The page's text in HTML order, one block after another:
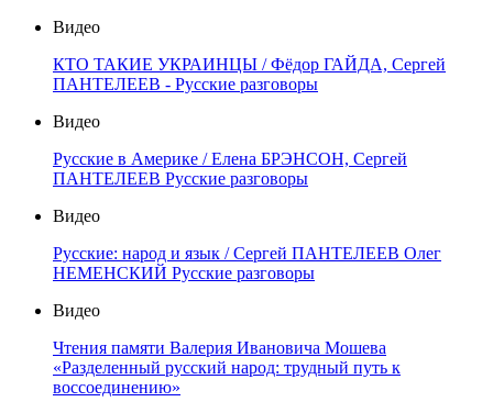
Видео
КТО ТАКИЕ УКРАИНЦЫ / Фёдор ГАЙДА, Сергей
ПАНТЕЛЕЕВ - Русские разговоры
Видео
Русские в Америке / Елена БРЭНСОН, Сергей
ПАНТЕЛЕЕВ Русские разговоры
Видео
Русские: народ и язык / Сергей ПАНТЕЛЕЕВ Олег
НЕМЕНСКИЙ Русские разговоры
Видео
Чтения памяти Валерия Ивановича Мошева
«Разделенный русский народ: трудный путь к
воссоединению»